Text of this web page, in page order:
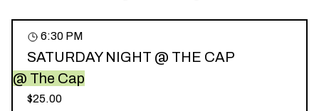
6:30 PM
SATURDAY NIGHT @ THE CAP
@ The Cap
$25.00